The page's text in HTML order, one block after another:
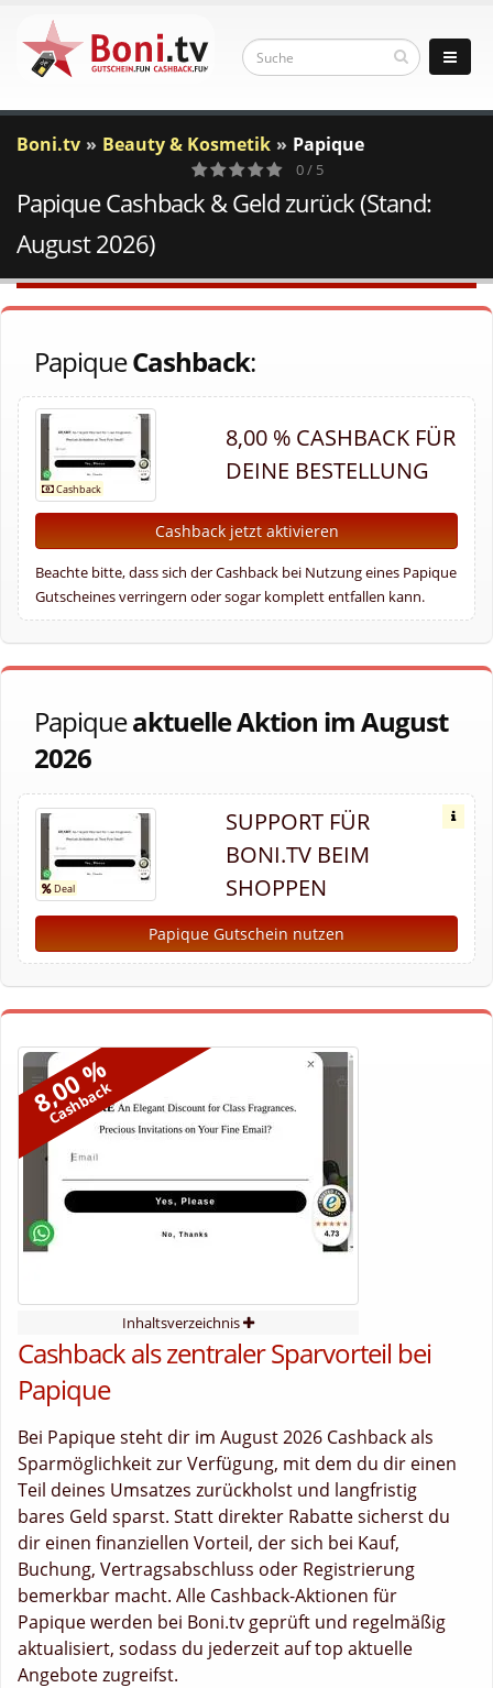
Boni.tv Beauty & Kosmetik Papique
0
Votes
0 / 5
Papique Cashback & Geld zurück (Stand:
August 2026)
PapiqueCashback:
8,00 % CASHBACK FÜR
DEINE BESTELLUNG
Cashback jetzt aktivieren
Beachte bitte, dass sich der Cashback bei Nutzung eines Papique
Gutscheines verringern oder sogar komplett entfallen kann.
Papiqueaktuelle Aktion im August
2026
SUPPORT FÜR
BONI.TV BEIM
SHOPPEN
Papique Gutschein nutzen
8,00 %
Cashback
Inhaltsverzeichnis
Cashback als zentraler Sparvorteil bei
Papique
Bei Papique steht dir im August 2026 Cashback als
Sparmöglichkeit zur Verfügung, mit dem du dir einen
Teil deines Umsatzes zurückholst und langfristig
bares Geld sparst. Statt direkter Rabatte sicherst du
dir einen finanziellen Vorteil, der sich bei Kauf,
Buchung, Vertragsabschluss oder Registrierung
bemerkbar macht. Alle Cashback-Aktionen für
Papique werden bei Boni.tv geprüft und regelmäßig
aktualisiert, sodass du jederzeit auf top aktuelle
Angebote zugreifst.